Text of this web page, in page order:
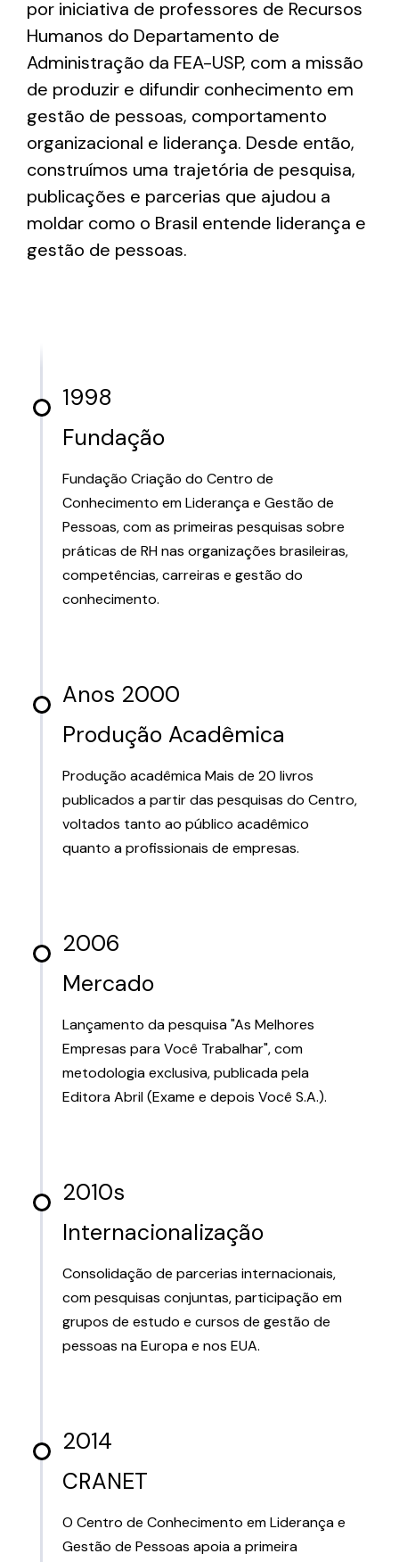
por iniciativa de professores de Recursos
Humanos do Departamento de
Administração da FEA-USP, com a missão
de produzir e difundir conhecimento em
gestão de pessoas, comportamento
organizacional e liderança. Desde então,
construímos uma trajetória de pesquisa,
publicações e parcerias que ajudou a
moldar como o Brasil entende liderança e
gestão de pessoas.
1998
Fundação
Fundação Criação do Centro de
Conhecimento em Liderança e Gestão de
Pessoas, com as primeiras pesquisas sobre
práticas de RH nas organizações brasileiras,
competências, carreiras e gestão do
conhecimento.
Anos 2000
Produção Acadêmica
Produção acadêmica Mais de 20 livros
publicados a partir das pesquisas do Centro,
voltados tanto ao público acadêmico
quanto a profissionais de empresas.
2006
Mercado
Lançamento da pesquisa "As Melhores
Empresas para Você Trabalhar", com
metodologia exclusiva, publicada pela
Editora Abril (Exame e depois Você S.A.).
2010s
Internacionalização
Consolidação de parcerias internacionais,
com pesquisas conjuntas, participação em
grupos de estudo e cursos de gestão de
pessoas na Europa e nos EUA.
2014
CRANET
O Centro de Conhecimento em Liderança e
Gestão de Pessoas apoia a primeira